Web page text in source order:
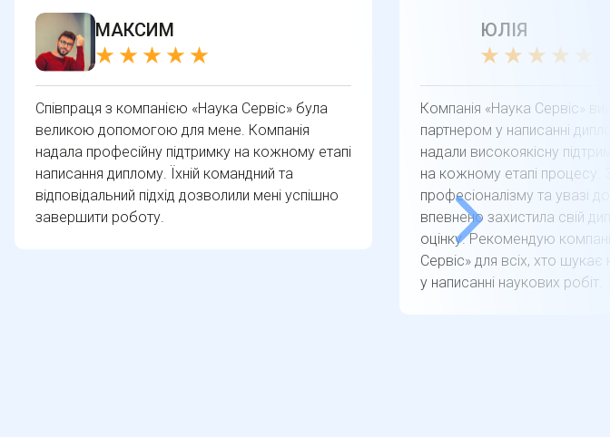
МАКСИМ
Співпраця з компанією «Наука Сервіс» була
великою допомогою для мене. Компанія
надала професійну підтримку на кожному етапі
написання диплому. Їхній командний та
відповідальний підхід дозволили мені успішно
завершити роботу.
ЮЛІЯ
Компанія «Наука Сервіс»
партнером у написанні
надали високоякісну
на кожному етапі процесу.
професіоналізму та увазі
впевнено захистила свій
оцінку. Рекомендую
Сервіс» для всіх, хто шукає
у написанні наукових робіт.